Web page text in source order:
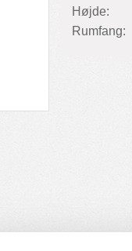
Højde:
Rumfang: